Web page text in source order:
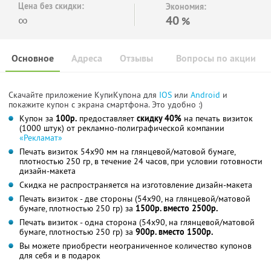
Цена без скидки:
∞
Экономия:
40 %
Основное Отзывы Вопросы по акции
Адреса
Скачайте приложение КупиКупона для IOS или Android и
покажите купон с экрана смартфона. Это удобно :)
Купон за 100р. предоставляет скидку 40% на печать визиток
(1000 штук) от рекламно-полиграфической компании
«Рекламат»
Печать визиток 54х90 мм на глянцевой/матовой бумаге,
плотностью 250 гр, в течение 24 часов, при условии готовности
дизайн-макета
Скидка не распространяется на изготовление дизайн-макета
Печать визиток - две стороны (54x90, на глянцевой/матовой
бумаге, плотностью 250 гр) за 1500р. вместо 2500р.
Печать визиток - одна сторона (54x90, на глянцевой/матовой
бумаге, плотностью 250 гр) за 900р. вместо 1500р.
Вы можете приобрести неограниченное количество купонов
для себя и в подарок